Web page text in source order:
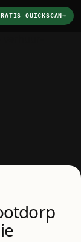
QUICKSCAN→